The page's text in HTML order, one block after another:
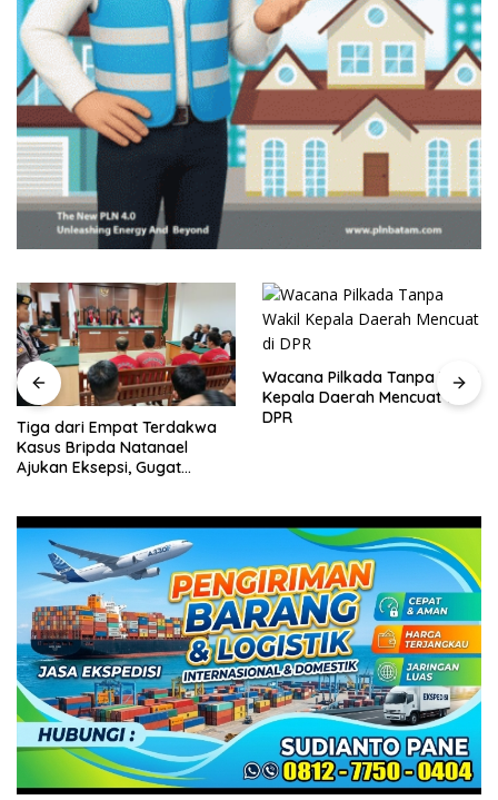
Tiga dari Empat Terdakwa
Kasus Bripda Natanael
Ajukan Eksepsi, Gugat
Wacana Pilkada Tanpa Wakil
Kepala Daerah Mencuat di
DPR